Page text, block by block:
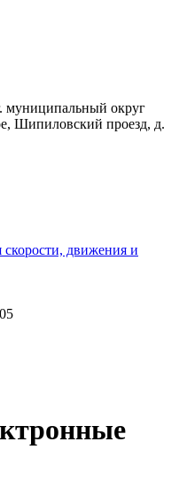
муниципальный округ
Шипиловский проезд, д.
движения и